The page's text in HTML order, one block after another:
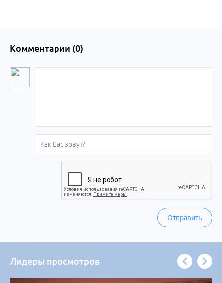
Комментарии (0)
Отправить
Лидеры просмотров